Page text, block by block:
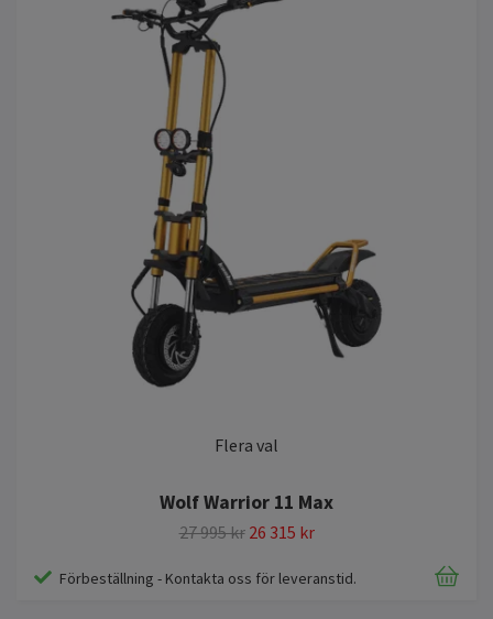
Flera val
Wolf Warrior 11 Max
27 995 kr 26 315 kr
Förbeställning - Kontakta oss för leveranstid.